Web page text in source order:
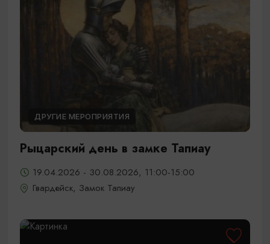
ДРУГИЕ МЕРОПРИЯТИЯ
Рыцарский день в замке Тапиау
19.04.2026 - 30.08.2026, 11:00-15:00
Гвардейск, Замок Тапиау